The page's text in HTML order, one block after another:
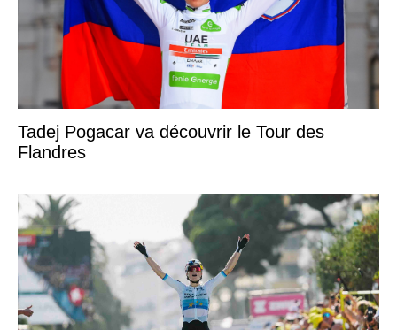
Tadej Pogacar va découvrir le Tour des
Flandres